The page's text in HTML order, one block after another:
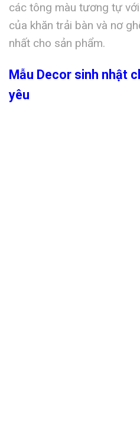
các tông màu tương tự
của khăn trải bàn và nơ
nhất cho sản phẩm.
Mẫu Decor sinh nhật
yêu